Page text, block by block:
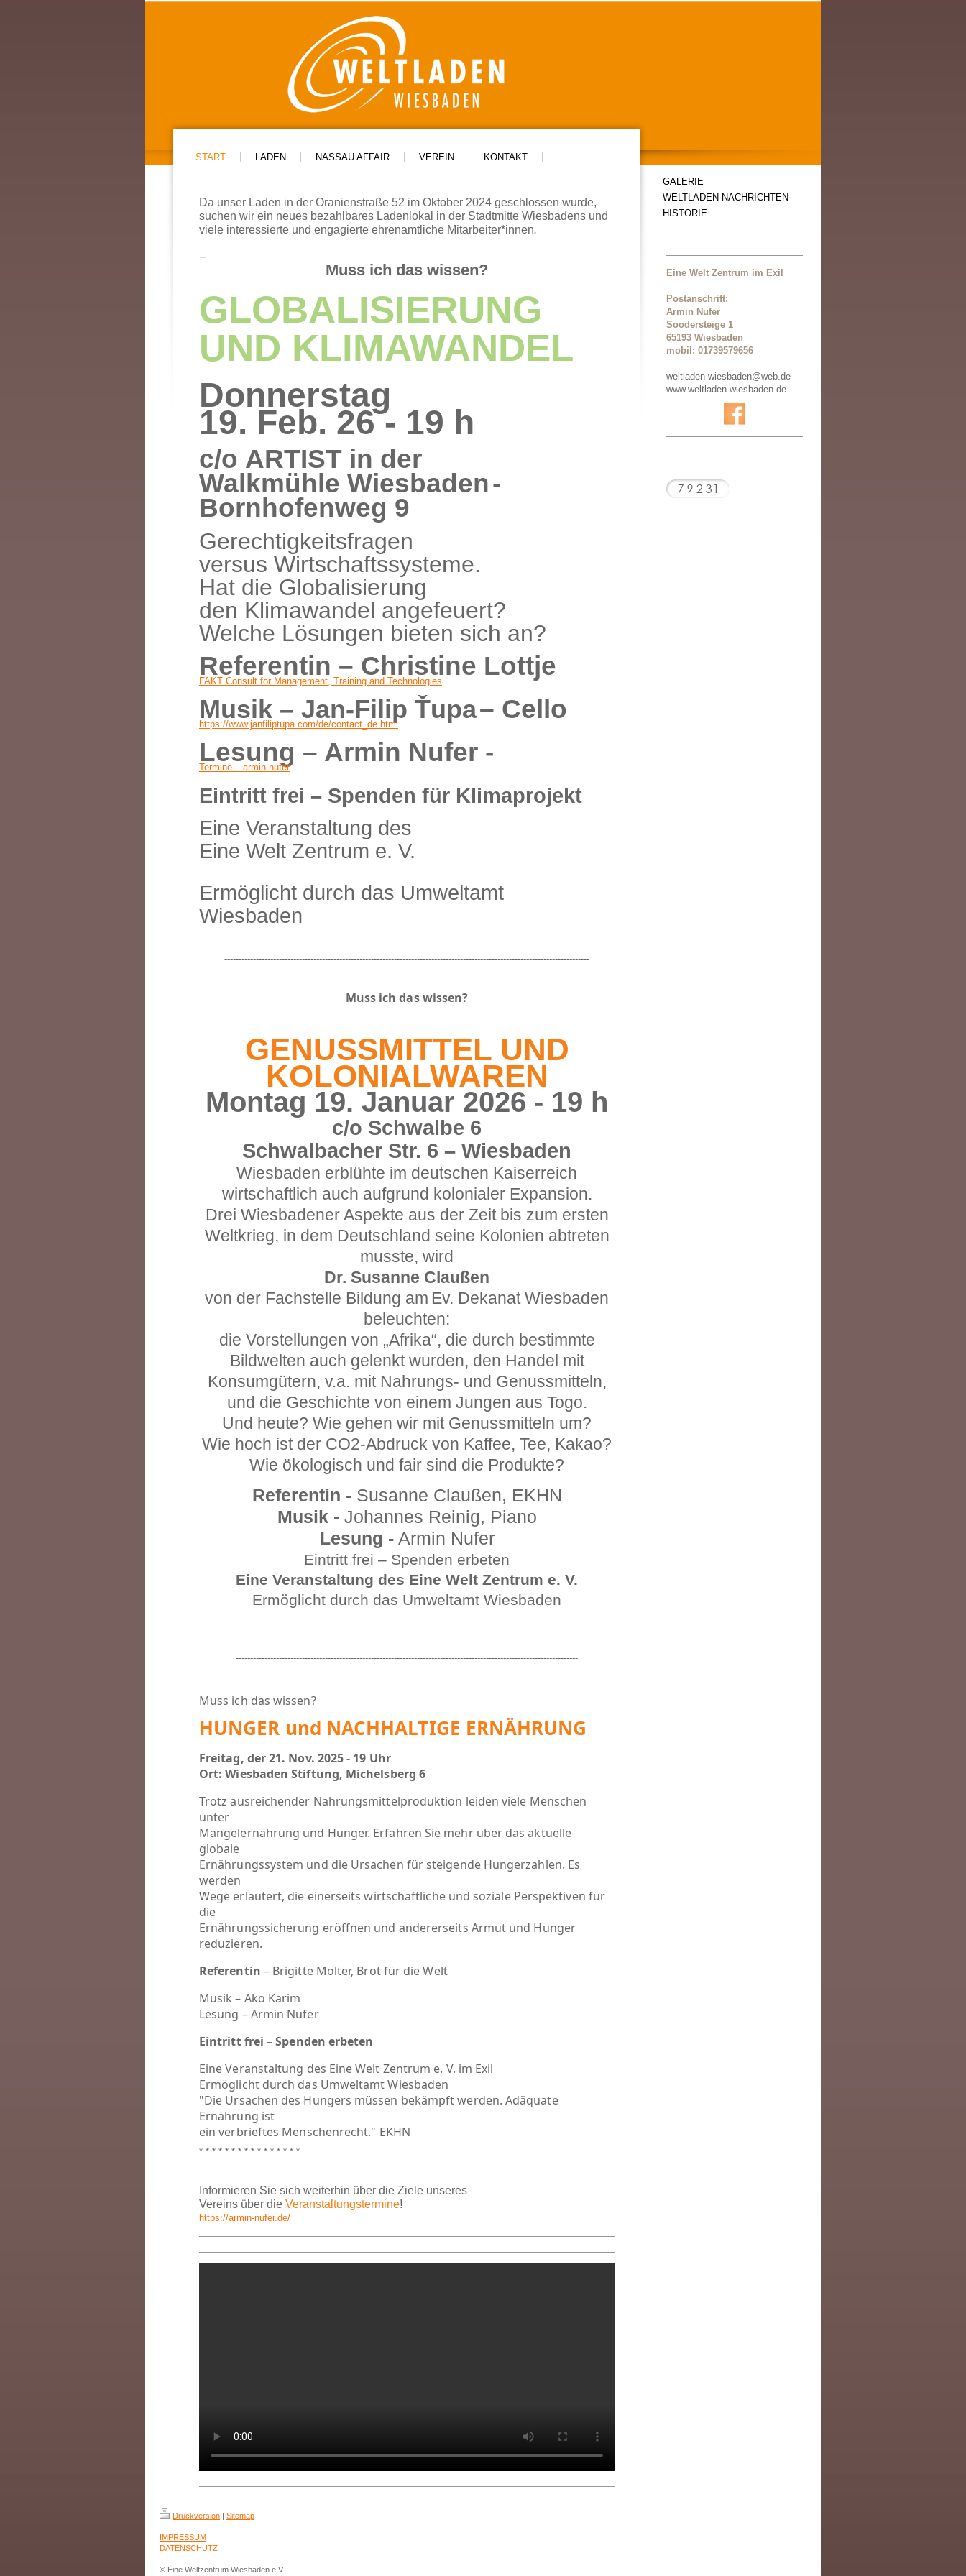
START LADEN NASSAU AFFAIR VEREIN KONTAKT
Da unser Laden in der Oranienstraße 52 im Oktober 2024 geschlossen wurde,
suchen wir ein neues bezahlbares Ladenlokal in der Stadtmitte Wiesbadens und
viele interessierte und engagierte ehrenamtliche Mitarbeiter*innen.
--
Muss ich das wissen?
GLOBALISIERUNG
UND KLIMAWANDEL
Donnerstag
19. Feb. 26 - 19 h
c/o ARTIST in der
Walkmühle Wiesbaden-
Bornhofenweg 9
Gerechtigkeitsfragen
versus Wirtschaftssysteme.
Hat die Globalisierung
den Klimawandel angefeuert?
Welche Lösungen bieten sich an?
Referentin – Christine Lottje
FAKT Consult for Management, Training and Technologies
Musik – Jan-Filip Ťupa– Cello
https://www.janfiliptupa.com/de/contact_de.html
Lesung – Armin Nufer -
Termine – armin nufer
Eintritt frei – Spenden für Klimaprojekt
Eine Veranstaltung des
Eine Welt Zentrum e. V.
Ermöglicht durch das Umweltamt
Wiesbaden
-------------------------------------------------------------------------------------------------------------------------------
Muss ich das wissen?
GENUSSMITTEL UND
KOLONIALWAREN
Montag 19. Januar 2026 - 19 h
c/o Schwalbe 6
Schwalbacher Str. 6 – Wiesbaden
Wiesbaden erblühte im deutschen Kaiserreich
wirtschaftlich auch aufgrund kolonialer Expansion.
Drei Wiesbadener Aspekte aus der Zeit bis zum ersten
Weltkrieg, in dem Deutschland seine Kolonien abtreten
musste, wird
Dr. Susanne Claußen
von der Fachstelle Bildung am Ev. Dekanat Wiesbaden
beleuchten:
die Vorstellungen von „Afrika“, die durch bestimmte
Bildwelten auch gelenkt wurden, den Handel mit
Konsumgütern, v.a. mit Nahrungs- und Genussmitteln,
und die Geschichte von einem Jungen aus Togo.
Und heute? Wie gehen wir mit Genussmitteln um?
Wie hoch ist der CO2-Abdruck von Kaffee, Tee, Kakao?
Wie ökologisch und fair sind die Produkte?
Referentin -Susanne Claußen, EKHN
Musik -Johannes Reinig, Piano
Lesung -Armin Nufer
Eintritt frei – Spenden erbeten
Eine Veranstaltung des Eine Welt Zentrum e. V.
Ermöglicht durch das Umweltamt Wiesbaden
-----------------------------------------------------------------------------------------------------------------------
Muss ich das wissen?
HUNGER und NACHHALTIGE ERNÄHRUNG
Freitag, der 21. Nov. 2025 - 19 Uhr
Ort: Wiesbaden Stiftung, Michelsberg 6
Trotz ausreichender Nahrungsmittelproduktion leiden viele Menschen
unter
Mangelernährung und Hunger. Erfahren Sie mehr über das aktuelle
globale
Ernährungssystem und die Ursachen für steigende Hungerzahlen. Es
werden
Wege erläutert, die einerseits wirtschaftliche und soziale Perspektiven für
die
Ernährungssicherung eröffnen und andererseits Armut und Hunger
reduzieren.
Referentin – Brigitte Molter, Brot für die Welt
Musik – Ako Karim
Lesung – Armin Nufer
Eintritt frei – Spenden erbeten
Eine Veranstaltung des Eine Welt Zentrum e. V. im Exil
Ermöglicht durch das Umweltamt Wiesbaden
"Die Ursachen des Hungers müssen bekämpft werden. Adäquate
Ernährung ist
ein verbrieftes Menschenrecht." EKHN
* * * * * * * * * * * * * * * *
Informieren Sie sich weiterhin über die Ziele unseres
Vereins über die Veranstaltungstermine!
https://armin-nufer.de/
GALERIE
WELTLADEN NACHRICHTEN
HISTORIE
Eine Welt Zentrum im Exil
Postanschrift:
Armin Nufer
Soodersteige 1
65193 Wiesbaden
mobil: 01739579656
weltladen-wiesbaden@web.de
www.weltladen-wiesbaden.de
Druckversion | Sitemap
IMPRESSUM
DATENSCHUTZ
© Eine Weltzentrum Wiesbaden e.V.